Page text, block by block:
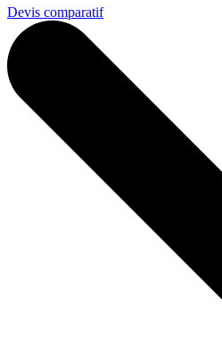
Devis comparatif